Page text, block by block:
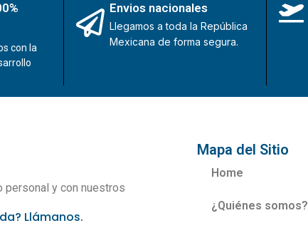
con la
Envios nacionales
Llegamos a toda la República
Mexicana de forma segura.
personal y con nuestros
Llámanos.
Mapa del Sitio
Home
¿Quiénes somos?